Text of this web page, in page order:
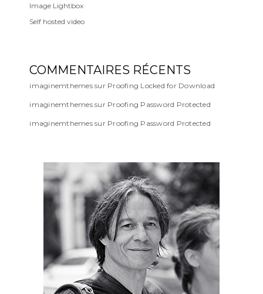
Image Lightbox
Self hosted video
COMMENTAIRES RÉCENTS
imaginemthemessur Proofing Locked for Download
imaginemthemessur Proofing Password Protected
imaginemthemessur Proofing Password Protected